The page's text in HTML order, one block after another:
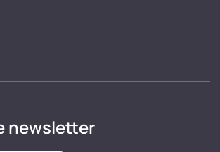
newsletter